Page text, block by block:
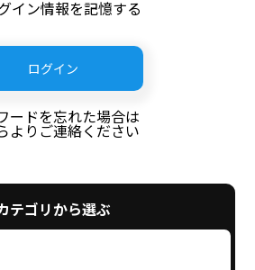
イン情報を記憶する
ードを忘れた場合は
よりご連絡ください
テゴリから選ぶ